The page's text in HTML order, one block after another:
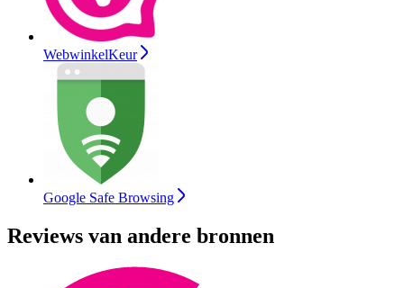
WebwinkelKeur
Google Safe Browsing
Reviews van andere bronnen